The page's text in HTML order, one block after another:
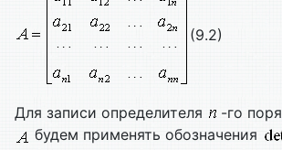
(9.2)
Для записи определителя
-го
будем применять обозначения